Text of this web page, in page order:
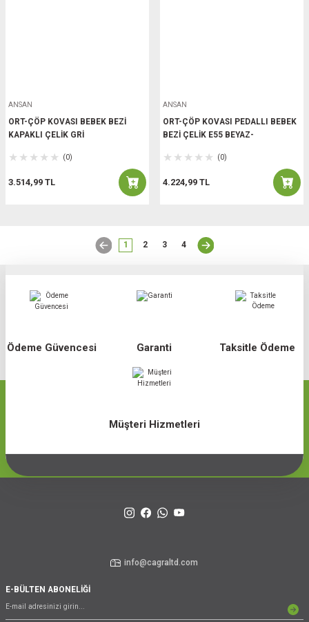
ANSAN
ORT-ÇÖP KOVASI BEBEK BEZİ
KAPAKLI ÇELİK GRİ
(0)
3.514,99 TL
ANSAN
ORT-ÇÖP KOVASI PEDALLI BEBEK
BEZİ ÇELİK E55 BEYAZ-
(0)
4.224,99 TL
1 2 3 4
Ödeme Güvencesi Garanti Taksitle Ödeme
Müşteri Hizmetleri
info@cagraltd.com
E-BÜLTEN ABONELİĞİ